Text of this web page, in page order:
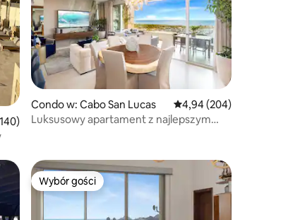
4,98 na 5, liczba recenzji: 140
Condo w: Cabo San Lucas Średnia ocena: 4,94 na
4,94 (204)
Luksusowy apartament z najlepszym
Wybór gości
Wybór gości